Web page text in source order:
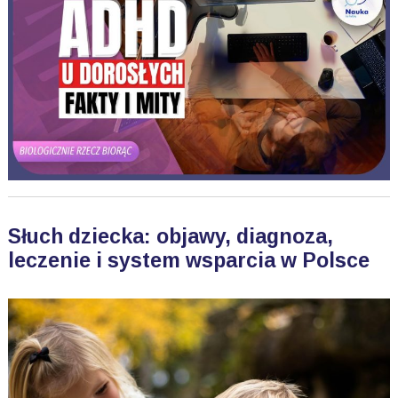
Słuch dziecka: objawy, diagnoza,
leczenie i system wsparcia w Polsce